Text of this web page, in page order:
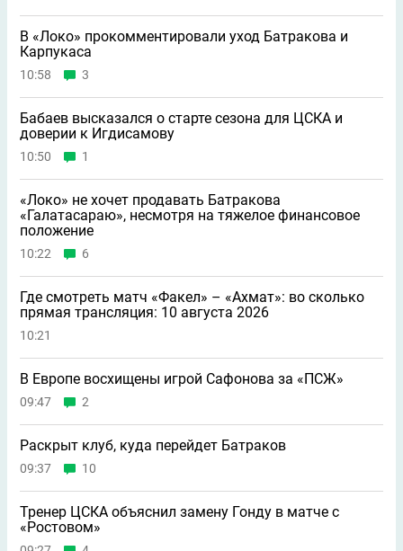
В «Локо» прокомментировали уход Батракова и
Карпукаса
10:58 3
Бабаев высказался о старте сезона для ЦСКА и
доверии к Игдисамову
10:50 1
«Локо» не хочет продавать Батракова
«Галатасараю», несмотря на тяжелое финансовое
положение
10:22 6
Где смотреть матч «Факел» – «Ахмат»: во сколько
прямая трансляция: 10 августа 2026
10:21
В Европе восхищены игрой Сафонова за «ПСЖ»
09:47 2
Раскрыт клуб, куда перейдет Батраков
09:37 10
Тренер ЦСКА объяснил замену Гонду в матче с
«Ростовом»